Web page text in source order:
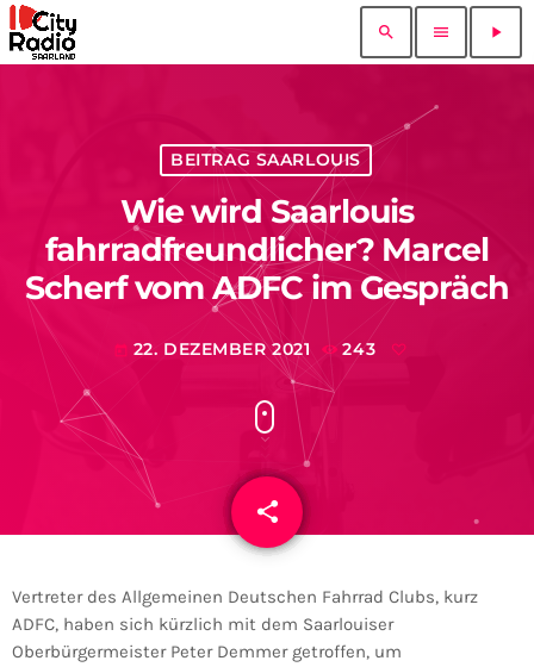
search menu play_arrow
BEITRAG SAARLOUIS
Wie wird Saarlouis
fahrradfreundlicher? Marcel
Scherf vom ADFC im Gespräch
today 22. DEZEMBER 2021 243
share
email
Vertreter des Allgemeinen Deutschen Fahrrad Clubs, kurz
ADFC, haben sich kürzlich mit dem Saarlouiser
Oberbürgermeister Peter Demmer getroffen, um